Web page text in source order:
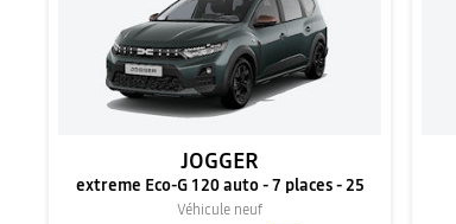
JOGGER
extreme Eco-G 120 auto - 7 places - 25
Véhicule neuf